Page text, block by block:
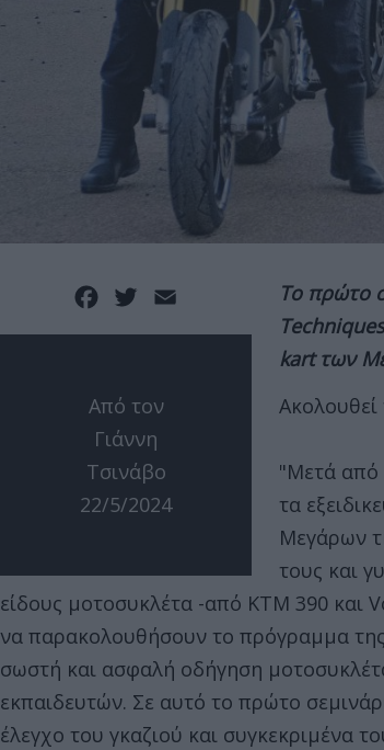
Facebook
Twitter
Από τον
Γιάννη
Τσινάβο
22/5/2024
Το πρώτο
kart των
"Μετά από
τα
Μεγάρων
τους και
είδους μοτοσυκλέτα -από KTM 390 και
να παρακολουθήσουν το πρόγραμμα
σωστή και ασφαλή οδήγηση
εκπαιδευτών. Σε αυτό το πρώτο
έλεγχο του γκαζιού και συγκεκριμένα